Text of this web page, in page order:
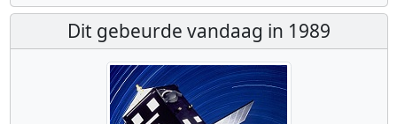
Dit gebeurde vandaag in 1989